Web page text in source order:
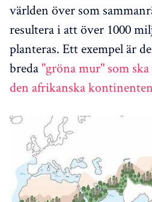
världen över som
resultera i att över 1000
planteras. Ett exempel är
breda "gröna mur" som
den afrikanska kontinenten